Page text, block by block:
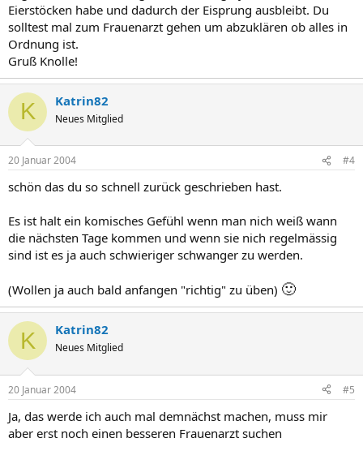
Eierstöcken habe und dadurch der Eisprung ausbleibt. Du
solltest mal zum Frauenarzt gehen um abzuklären ob alles in
Ordnung ist.
Gruß Knolle!
K Katrin82
Neues Mitglied
20 Januar 2004 #4
schön das du so schnell zurück geschrieben hast.
Es ist halt ein komisches Gefühl wenn man nich weiß wann
die nächsten Tage kommen und wenn sie nich regelmässig
sind ist es ja auch schwieriger schwanger zu werden.
(Wollen ja auch bald anfangen "richtig" zu üben) 🙂
K Katrin82
Neues Mitglied
20 Januar 2004 #5
Ja, das werde ich auch mal demnächst machen, muss mir
aber erst noch einen besseren Frauenarzt suchen